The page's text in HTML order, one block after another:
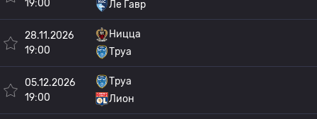
19:00 Ле Гавр
28.11.2026
19:00
Ницца
Труа
05.12.2026
19:00
Труа
Лион